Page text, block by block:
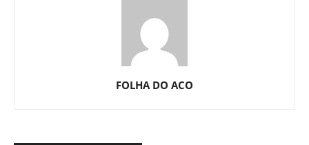
FOLHA DO ACO